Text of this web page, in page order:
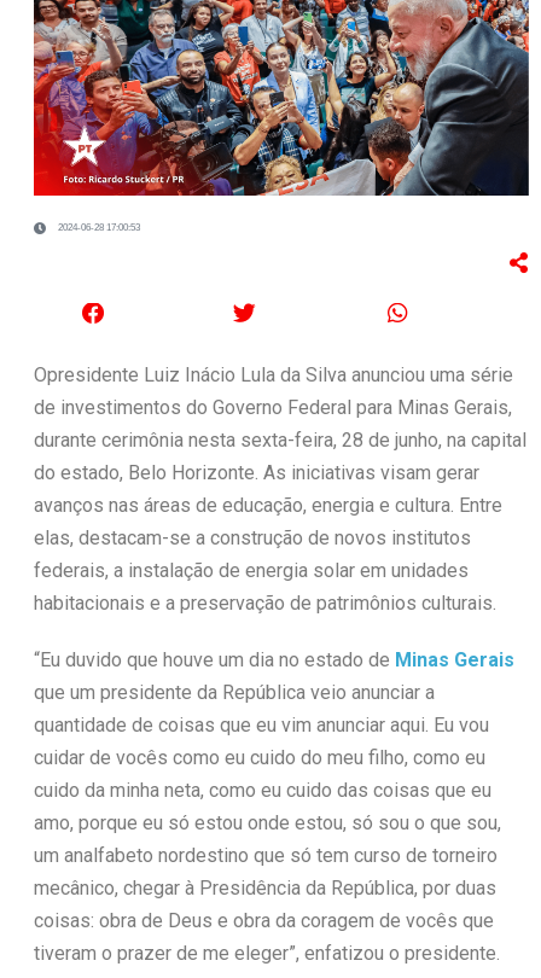
2024-06-28 17:00:53
Opresidente Luiz Inácio Lula da Silva anunciou uma série
de investimentos do Governo Federal para Minas Gerais,
durante cerimônia nesta sexta-feira, 28 de junho, na capital
do estado, Belo Horizonte. As iniciativas visam gerar
avanços nas áreas de educação, energia e cultura. Entre
elas, destacam-se a construção de novos institutos
federais, a instalação de energia solar em unidades
habitacionais e a preservação de patrimônios culturais.
“Eu duvido que houve um dia no estado de Minas Gerais
que um presidente da República veio anunciar a
quantidade de coisas que eu vim anunciar aqui. Eu vou
cuidar de vocês como eu cuido do meu filho, como eu
cuido da minha neta, como eu cuido das coisas que eu
amo, porque eu só estou onde estou, só sou o que sou,
um analfabeto nordestino que só tem curso de torneiro
mecânico, chegar à Presidência da República, por duas
coisas: obra de Deus e obra da coragem de vocês que
tiveram o prazer de me eleger”, enfatizou o presidente.